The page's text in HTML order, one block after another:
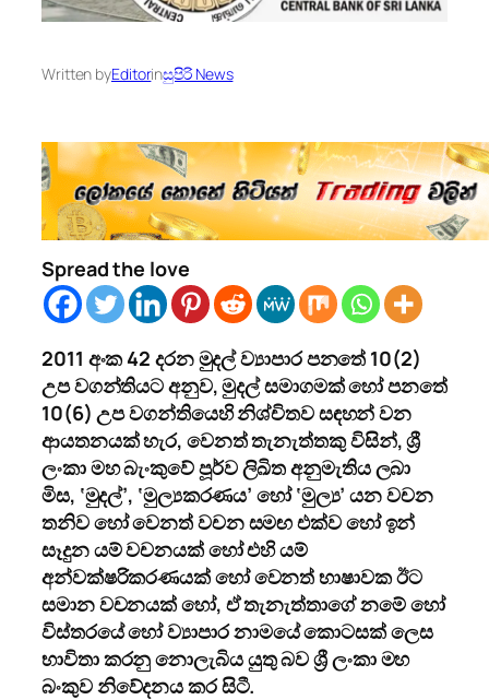
Written byEditorinසුපිරි News
Spread the love
2011 අංක 42 දරන මුදල් ව්‍යාපාර පනතේ 10(2)
උප වගන්තියට අනුව, මුදල් සමාගමක් හෝ පනතේ
10(6) උප වගන්තියෙහි නිශ්චිතව සඳහන් වන
ආයතනයක් හැර, වෙනත් තැනැත්තකු විසින්, ශ්‍රී
ලංකා මහ බැංකුවේ පූර්ව ලිඛිත අනුමැතිය ලබා
මිස, ‘මුදල්’, ‘මුල්‍යකරණය’ හෝ ‘මුල්‍ය’ යන වචන
තනිව හෝ වෙනත් වචන සමඟ එක්ව හෝ ඉන්
සෑදුන යම් වචනයක් හෝ එහි යම්
අන්වක්ෂරිකරණයක් හෝ වෙනත් භාෂාවක ඊට
සමාන වචනයක් හෝ, ඒ තැනැත්තාගේ නමේ හෝ
විස්තරයේ හෝ ව්‍යාපාර නාමයේ කොටසක් ලෙස
භාවිතා කරනු නොලැබිය යුතු බව ශ්‍රී ලංකා මහ
බංකුව නිවේදනය කර සිටී.